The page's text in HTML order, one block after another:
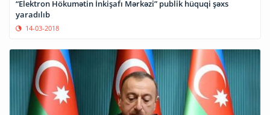
“Elektron Hökumətin İnkişafı Mərkəzi” publik hüquqi şəxs
yaradılıb
14-03-2018